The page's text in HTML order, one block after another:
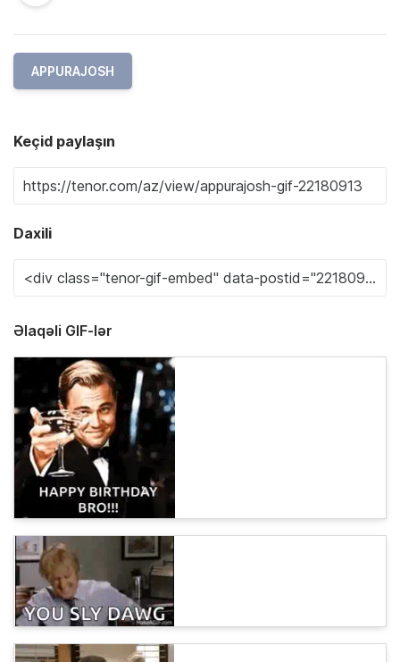
APPURAJOSH
Keçid paylaşın
Daxili
Əlaqəli GIF-lər